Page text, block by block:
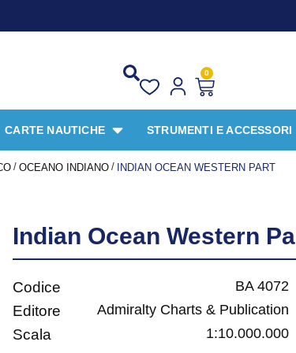
0
CARTE NAUTICHE STRUMENTI E ACCESSORI
/ OCEANO INDIANO / INDIAN OCEAN WESTERN PART
Indian Ocean Western
Codice BA 4072
Editore Admiralty Charts & Publication
Scala 1:10.000.000